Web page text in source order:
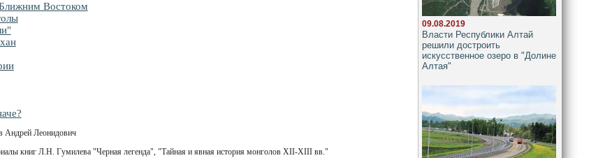
Востоком
Андрей Леонидович
книг Л.Н. Гумилева "Черная легенда", "Тайная и явная история монголов ХII-ХIII вв."
09.08.2019
Власти Республики Алтай
решили достроить
искусственное озеро в "Долине
Алтая"